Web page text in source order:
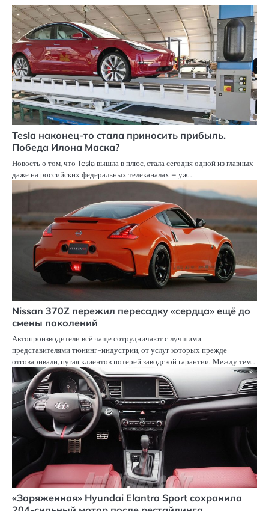
Tesla наконец-то стала приносить прибыль.
Победа Илона Маска?
Новость о том, что Tesla вышла в плюс, стала сегодня одной из главных
даже на российских федеральных телеканалах – уж…
Nissan 370Z пережил пересадку «сердца» ещё до
смены поколений
Автопроизводители всё чаще сотрудничают с лучшими
представителями тюнинг-индустрии, от услуг которых прежде
отговаривали, пугая клиентов потерей заводской гарантии. Между тем…
«Заряженная» Hyundai Elantra Sport сохранила